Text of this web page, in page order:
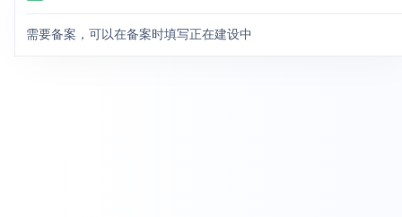
需要备案，可以在备案时填写正在建设中